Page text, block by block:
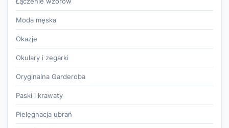
Moda męska
Okazje
Okulary i zegarki
Oryginalna Garderoba
Paski i krawaty
Pielęgnacja ubrań